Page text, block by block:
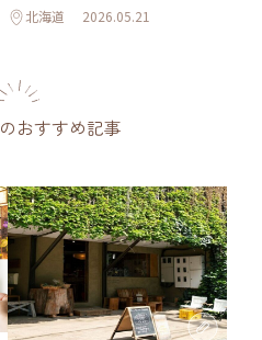
北海道 2026.05.21
のおすすめ記事